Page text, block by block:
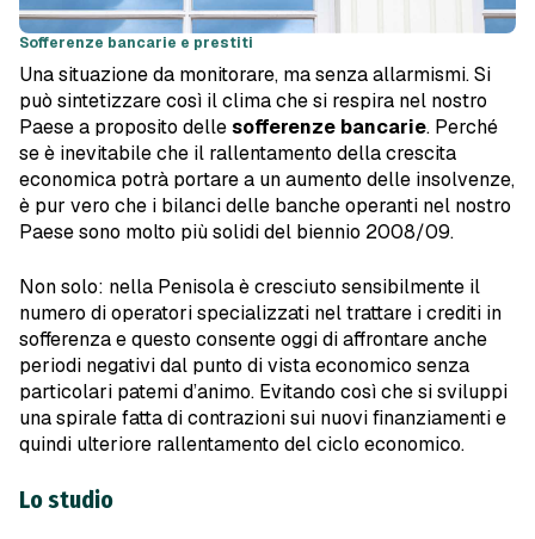
Sofferenze bancarie e prestiti
Una situazione da monitorare, ma senza allarmismi. Si
può sintetizzare così il clima che si respira nel nostro
Paese a proposito dellesofferenze bancarie. Perché
se è inevitabile che il rallentamento della crescita
economica potrà portare a un aumento delle insolvenze,
è pur vero che i bilanci delle banche operanti nel nostro
Paese sono molto più solidi del biennio 2008/09.
Non solo: nella Penisola è cresciuto sensibilmente il
numero di operatori specializzati nel trattare i crediti in
sofferenza e questo consente oggi di affrontare anche
periodi negativi dal punto di vista economico senza
particolari patemi d’animo. Evitando così che si sviluppi
una spirale fatta di contrazioni sui nuovi finanziamenti e
quindi ulteriore rallentamento del ciclo economico.
Lo studio